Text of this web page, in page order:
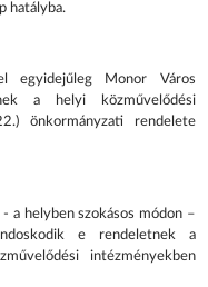
hatályba.
Monor Város
a helyi közművelődési
önkormányzati rendelete
a helyben szokásos módon –
e rendeletnek a
intézményekben